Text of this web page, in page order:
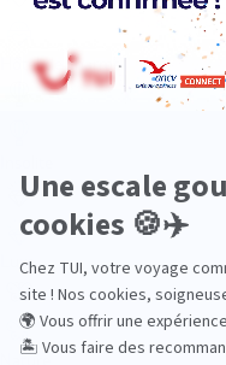
Hôtel de charme
Luxe
Nature